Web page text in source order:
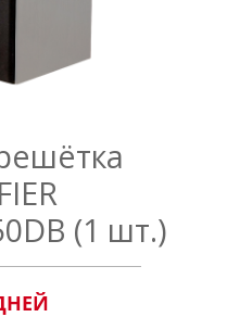
(1 шт.)